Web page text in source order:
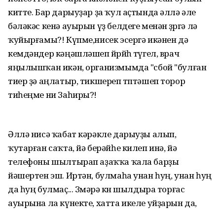
китте. Бар дарыуҙар ҙа ҡул аҫтында әллә әле
бәләкәс кенә ауырын үҙ белдеге менән өҙөргә лә
ҡуйырғамы?! Күпме,нисек эсергә икәнен дә
кемдәндер кәңәшләшеп йөрөйһө түгел, врач
яңылышҡан икән, организмымда "сбой "булған
тиер ҙә аңлатыр, тикшереп төптәшеп торор
тиһеңме ни Заһиры?!
Әллә нисә ҡабат кәрәкле дарыуҙы алып,
ҡутарған саҡта, йә берәйһе килеп инә, йә
телефоны шылтырап аҙаҡҡа ҡала барҙы
йәшертен эш. Иртән, булмаһа унан һуң, унан һуң
да һуң булмаҫ... Зөмәрә көн шылдыра торғас
ауырына ла күнекте, хатта икеле уйҙарын да,